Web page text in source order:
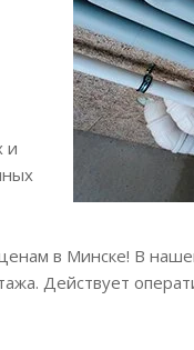
и
в Минске! В
Действует